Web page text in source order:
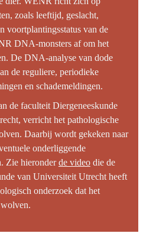
zoals leeftijd, geslacht,
voortplantingsstatus van de
DNA-monsters af om het
De DNA-analyse van dode
de reguliere, periodieke
en schademeldingen.
de faculteit Diergeneeskunde
verricht het pathologische
Daarbij wordt gekeken naar
onderliggende
Zie hieronder de video die de
van Universiteit Utrecht heeft
onderzoek dat het